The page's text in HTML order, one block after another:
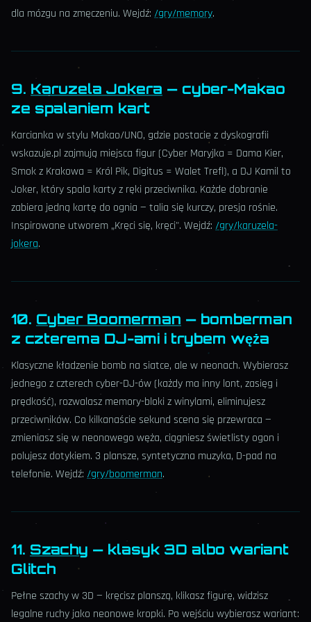
dla mózgu na zmęczeniu. Wejdź: /gry/memory.
9. Karuzela Jokera — cyber-Makao
ze spalaniem kart
Karcianka w stylu Makao/UNO, gdzie postacie z dyskografii
wskazuje.pl zajmują miejsca figur (Cyber Maryjka = Dama Kier,
Smok z Krakowa = Król Pik, Digitus = Walet Trefl), a DJ Kamil to
Joker, który spala karty z ręki przeciwnika. Każde dobranie
zabiera jedną kartę do ognia — talia się kurczy, presja rośnie.
Inspirowane utworem „Kręci się, kręci". Wejdź: /gry/karuzela-
jokera.
10. Cyber Boomerman — bomberman
z czterema DJ-ami i trybem węża
Klasyczne kładzenie bomb na siatce, ale w neonach. Wybierasz
jednego z czterech cyber-DJ-ów (każdy ma inny lont, zasięg i
prędkość), rozwalasz memory-bloki z winylami, eliminujesz
przeciwników. Co kilkanaście sekund scena się przewraca —
zmieniasz się w neonowego węża, ciągniesz świetlisty ogon i
polujesz dotykiem. 3 plansze, syntetyczna muzyka, D-pad na
telefonie. Wejdź: /gry/boomerman.
11. Szachy — klasyk 3D albo wariant
Glitch
Pełne szachy w 3D — kręcisz planszą, klikasz figurę, widzisz
legalne ruchy jako neonowe kropki. Po wejściu wybierasz wariant: